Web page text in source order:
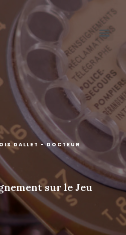
DALLET - DOCTEUR
sur le Jeu